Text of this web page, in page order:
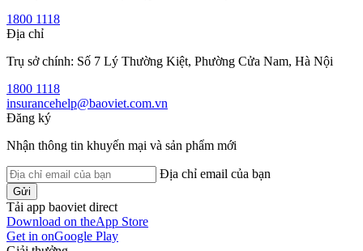
1800 1118
Địa chỉ
Trụ sở chính: Số 7 Lý Thường Kiệt, Phường Cửa Nam, Hà Nội
1800 1118
insurancehelp@baoviet.com.vn
Đăng ký
Nhận thông tin khuyến mại và sản phẩm mới
Địa chỉ email của bạn
Gửi
Tải app baoviet direct
Download on theApp Store
Get in onGoogle Play